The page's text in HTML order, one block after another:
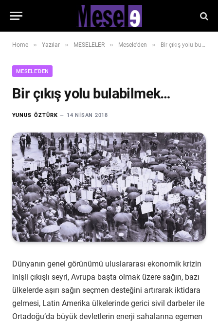
Home » Yazılar » MESELELER » Mesele'den » Bir çıkış yolu bulabilmek…
MESELE'DEN
Bir çıkış yolu bulabilmek…
YUNUS ÖZTÜRK 14 NISAN 2018
Dünyanın genel görünümü uluslararası ekonomik krizin
inişli çıkışlı seyri, Avrupa başta olmak üzere sağın, bazı
ülkelerde aşırı sağın seçmen desteğini artırarak iktidara
gelmesi, Latin Amerika ülkelerinde gerici sivil darbeler ile
Ortadoğu’da büyük devletlerin enerji sahalarına egemen